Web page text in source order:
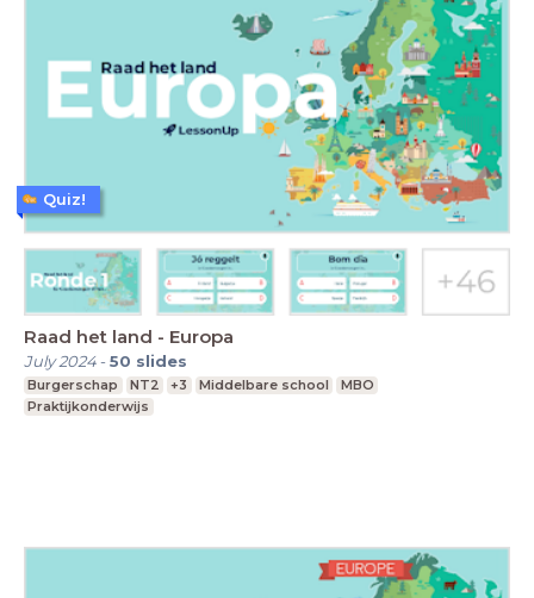
Raad het land - Europa
July 2024-50 slides
Burgerschap NT2 +3 Middelbare school
MBO
Praktijkonderwijs
Quiz!